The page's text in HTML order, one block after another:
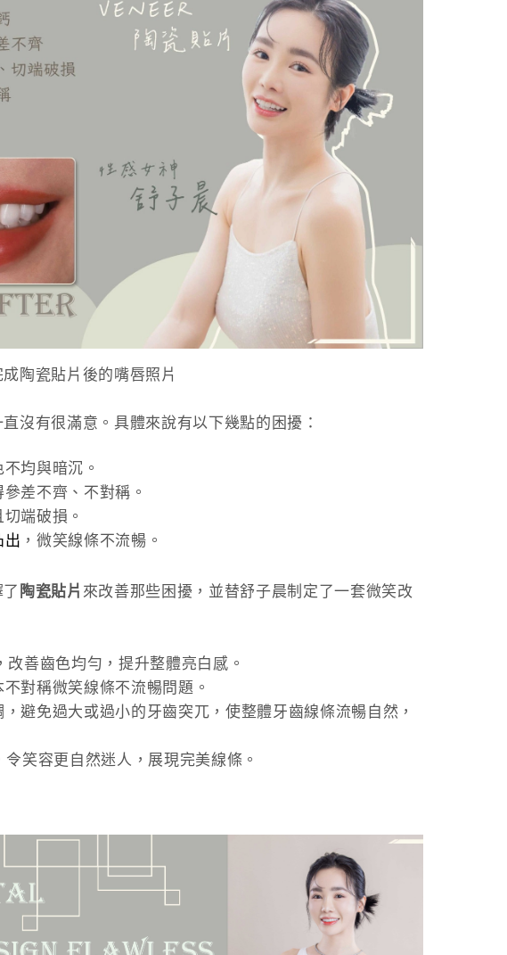
陶瓷貼片後的嘴唇照片
沒有很滿意。具體來說有以下幾點的困擾：
均與暗沉。
差不齊、不對稱。
端破損。
出 ，微笑線條不流暢。
了 陶瓷貼片 來改善那些困擾，並替舒子晨制定了一套微笑改
善齒色均勻，提升整體亮白感。
對稱微笑線條不流暢問題。
避免過大或過小的牙齒突兀，使整體牙齒線條流暢自然，
笑容更自然迷人，展現完美線條。